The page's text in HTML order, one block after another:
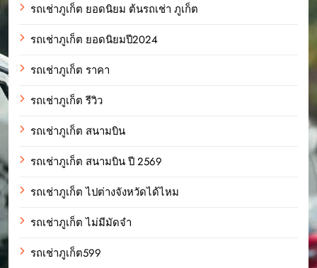
รถเช่าภูเก็ต ยอดนิยม ต้นรถเช่า ภูเก็ต
รถเช่าภูเก็ต ยอดนิยมปี2024
รถเช่าภูเก็ต ราคา
รถเช่าภูเก็ต รีวิว
รถเช่าภูเก็ต สนามบิน
รถเช่าภูเก็ต สนามบิน ปี 2569
รถเช่าภูเก็ต ไปต่างจังหวัดได้ไหม
รถเช่าภูเก็ต ไม่มีมัดจำ
รถเช่าภูเก็ต599